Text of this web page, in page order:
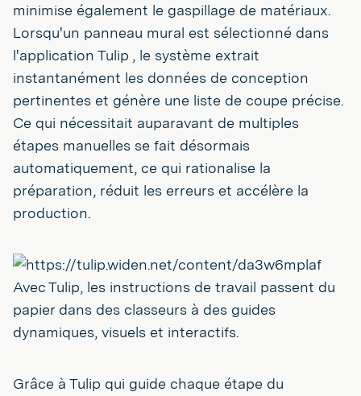
minimise également le gaspillage de matériaux.
Lorsqu'un panneau mural est sélectionné dans
l'application Tulip , le système extrait
instantanément les données de conception
pertinentes et génère une liste de coupe précise.
Ce qui nécessitait auparavant de multiples
étapes manuelles se fait désormais
automatiquement, ce qui rationalise la
préparation, réduit les erreurs et accélère la
production.
Avec Tulip, les instructions de travail passent du
papier dans des classeurs à des guides
dynamiques, visuels et interactifs.
Grâce à Tulip qui guide chaque étape du